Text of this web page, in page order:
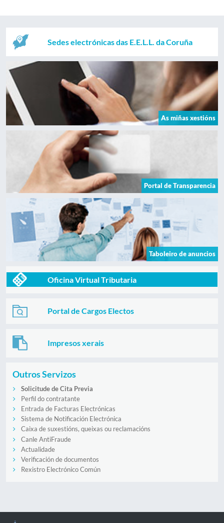
Sedes electrónicas das E.E.L.L. da Coruña
As miñas xestións
Portal de Transparencia
Taboleiro de anuncios
Oficina Virtual Tributaria
Portal de Cargos Electos
Impresos xerais
Outros Servizos
Solicitude de Cita Previa
Perfil do contratante
Entrada de Facturas Electrónicas
Sistema de Notificación Electrónica
Caixa de suxestións, queixas ou reclamacións
Canle AntiFraude
Actualidade
Verificación de documentos
Rexistro Electrónico Común